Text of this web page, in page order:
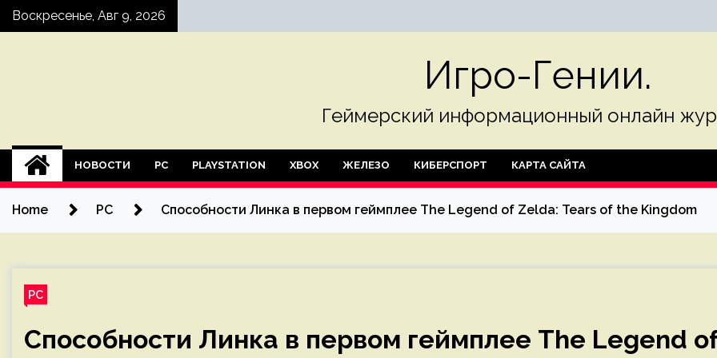
SkipВоскресенье, Авг 9, 2026
Игро-Гении.
Геймерский информационный онлайн
НОВОСТИ PC PLAYSTATION XBOX ЖЕЛЕЗО КИБЕРСПОРТ КАРТА САЙТА
Home PC Способности Линка в первом геймплее The Legend of Zelda: Tears of the Kingdom
PC
Способности Линка в первом геймплее The Legend